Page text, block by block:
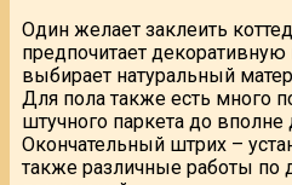
Один желает заклеить
предпочитает декоративную
выбирает натуральный
Для пола также есть много
штучного паркета до вполне
Окончательный штрих –
также различные работы по